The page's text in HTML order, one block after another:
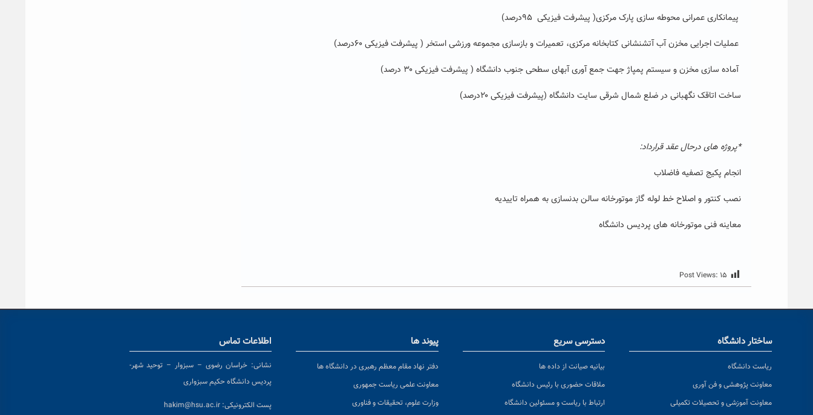
پیمانکاری عمرانی محوطه سازی پارک مرکزی( پیشرفت فیزیکی ۹۵درصد)
عملیات اجرایی مخزن آب آتشنشانی کتابخانه مرکزی، تعمیرات و بازسازی مجموعه ورزشی استخر ( پیشرفت فیزیکی ۶۰درصد)
آماده سازی مخزن و سیستم پمپاژ جهت جمع آوری آبهای سطحی جنوب دانشگاه ( پیشرفت فیزیکی ۳۰ درصد)
ساخت اتاقک نگهبانی در ضلع شمال شرقی سایت دانشگاه (پیشرفت فیزیکی ۲۰درصد)
*پروژه های درحال عقد قرارداد:
انجام پکیج تصفیه فاضلاب
نصب کنتور و اصلاح خط لوله گاز موتورخانه سالن بدنسازی به همراه تاییدیه
معاینه فنی موتورخانه های پردیس دانشگاه
Post Views: ۱۵
ساختار دانشگاه
ریاست دانشگاه
معاونت پژوهشی و فن آوری
معاونت آموزشی و تحصیلات تکمیلی
دسترسی سریع
بیانیه صیانت از داده ها
ملاقات حضوری با رئیس دانشگاه
ارتباط با ریاست و مسئولین دانشگاه
پیوند ها
دفتر نهاد مقام معظم رهبری در دانشگاه ها
معاونت علمی ریاست جمهوری
وزارت علوم، تحقیقات و فناوری
اطلاعات تماس
نشانی: خراسان رضوی – سبزوار – توحید شهر-
پردیس دانشگاه حکیم سبزواری
پست الکترونیکی: hakim@hsu.ac.ir